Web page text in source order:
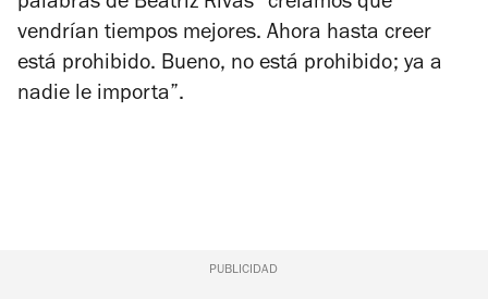
vendrían tiempos mejores. Ahora hasta creer
está prohibido. Bueno, no está prohibido; ya a
nadie le importa”.
PUBLICIDAD